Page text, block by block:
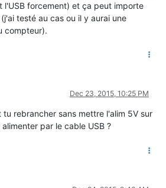
l'USB forcement) et ça peut importe
testé au cas ou il y aurai une
compteur).
Dec 23, 2015, 10:25 PM
rebrancher sans mettre l'alim 5V sur
par le cable USB ?